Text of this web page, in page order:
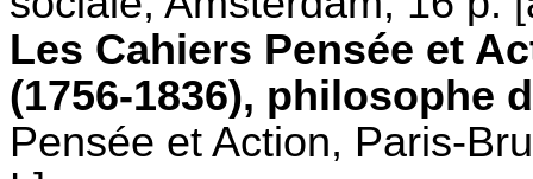
Les Cahiers Pensée et
(1756-1836), philosophe
Pensée et Action, Paris-